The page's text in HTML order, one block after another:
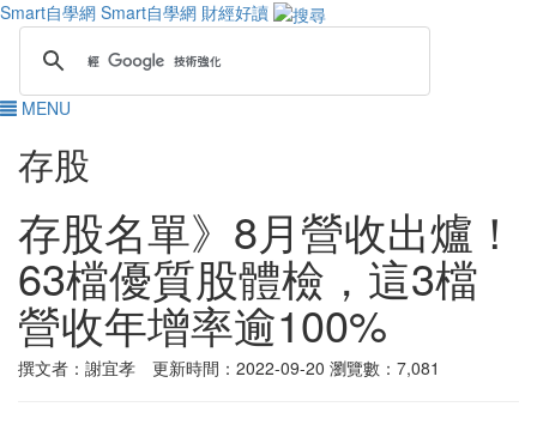
Smart自學網 Smart自學網 財經好讀
MENU
存股
存股名單》8月營收出爐！
63檔優質股體檢，這3檔
營收年增率逾100%
撰文者：謝宜孝 更新時間：2022-09-20 瀏覽數：7,081